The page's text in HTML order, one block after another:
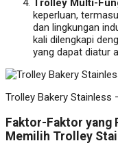
Trolley Multi-
keperluan,
dan lingkungan
kali dilengkapi
yang dapat diatur
Trolley Bakery Stainless
Faktor-Faktor yang
Memilih Trolley